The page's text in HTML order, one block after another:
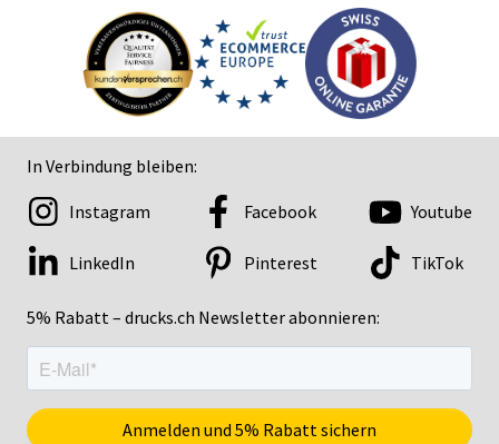
In Verbindung bleiben:
5% Rabatt – drucks.ch Newsletter abonnieren:
Instagram Facebook Youtube
LinkedIn Pinterest TikTok